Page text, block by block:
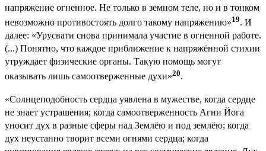
напряжение огненное. Не только в земном теле, но и в тонком
невозможно противостоять долго такому напряжению»19. И
далее: «Урусвати снова принимала участие в огненной работе.
(...) Понятно, что каждое приближение к напряжённой стихии
утруждает физические органы. Такую помощь могут
оказывать лишь самоотверженные духи»20.
«Солнцеподобность сердца уявлена в мужестве, когда сердце
не знает устрашения; когда самоотверженность Агни Йога
уносит дух в разные сферы над Землёю и под землёю; когда
дух неустанно творит всеми огнями сердца; когда